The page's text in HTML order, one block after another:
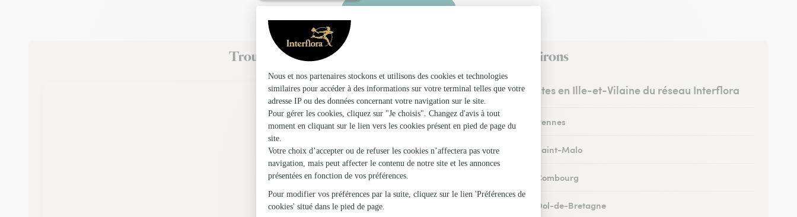
Faire livrer des fleurs
Trouvez un fleuriste Interflora à Meillac et dans ses environs
Les fleuristes en Ille-et-Vilaine du réseau Interflora
Fleuristes à Rennes
Fleuristes à Saint-Malo
Fleuristes à Combourg
Fleuristes à Dol-de-Bretagne